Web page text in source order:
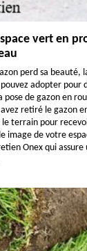
vert en
perd sa beauté,
adopter pour
de gazon en
retiré le gazon
terrain pour
image de votre
Onex qui assure